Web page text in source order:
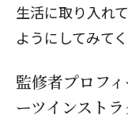
生活に取り入れ
ようにしてみてく
監修者プロフ
ーツインストラ